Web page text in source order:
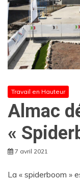
Travail en Hauteur
Almac
«
7 avril 2021
La « spiderboom »